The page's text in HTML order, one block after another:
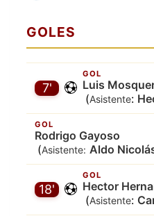
GOLES
GOL
Luis
(Asistente:
7'
GOL
Rodrigo Gayoso
(Asistente: Aldo
GOL
Hector
(Asistente:
18'